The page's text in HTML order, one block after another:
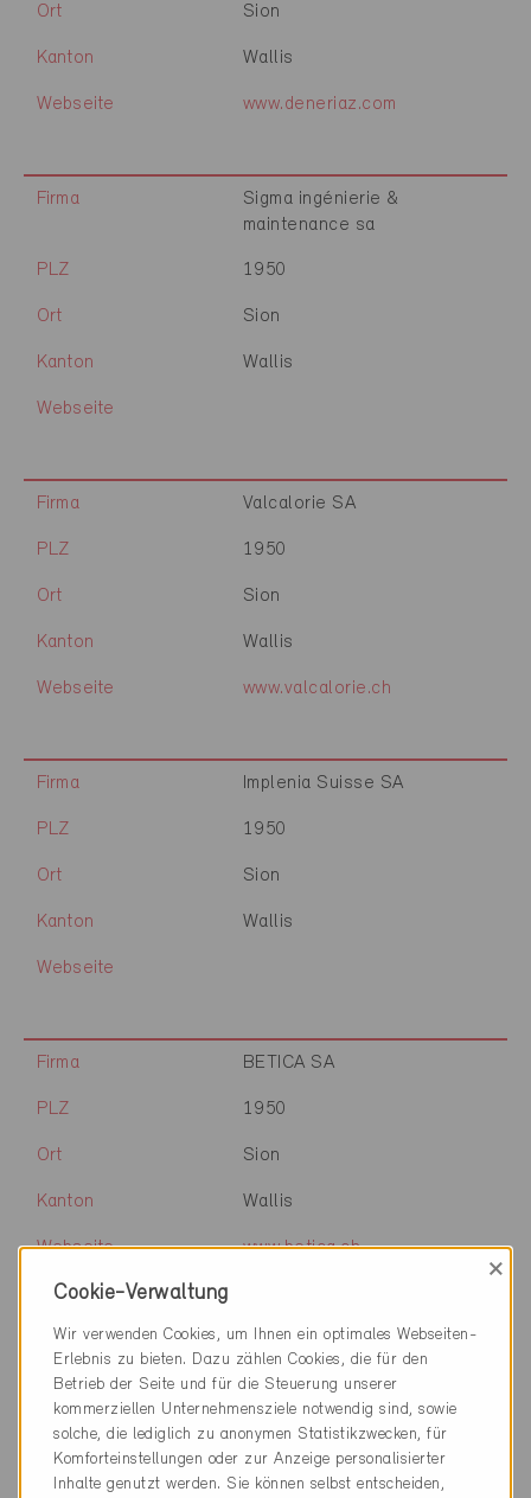
Ort Sion
Kanton Wallis
Webseite www.deneriaz.com
Firma
Sigma ingénierie &
maintenance sa
PLZ 1950
Ort Sion
Kanton Wallis
Webseite
Firma Valcalorie SA
PLZ 1950
Ort Sion
Kanton Wallis
Webseite www.valcalorie.ch
Firma Implenia Suisse SA
PLZ 1950
Ort Sion
Kanton Wallis
Webseite
Firma BETICA SA
PLZ 1950
Ort Sion
Kanton Wallis
Webseite www.betica.ch
Firma
Technitherm - Yannick
Rossier Sàrl
PLZ 1950
Ort Sion
Cookie-Verwaltung
×
Wir verwenden Cookies, um Ihnen ein optimales Webseiten-
Erlebnis zu bieten. Dazu zählen Cookies, die für den
Betrieb der Seite und für die Steuerung unserer
kommerziellen Unternehmensziele notwendig sind, sowie
solche, die lediglich zu anonymen Statistikzwecken, für
Komforteinstellungen oder zur Anzeige personalisierter
Inhalte genutzt werden. Sie können selbst entscheiden,